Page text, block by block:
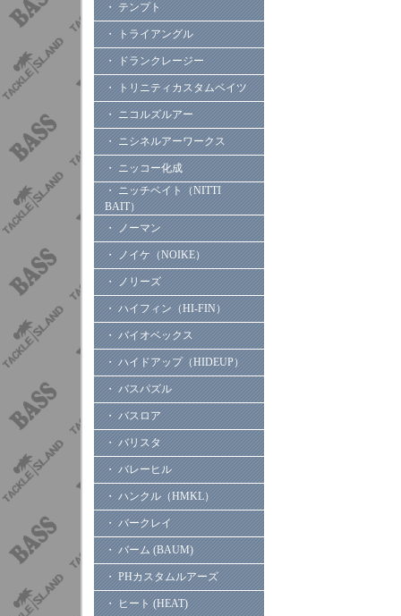
・ テンプト
・ トライアングル
・ ドランクレージー
・ トリニティカスタムベイツ
・ ニコルズルアー
・ ニシネルアーワークス
・ ニッコー化成
・ ニッチベイト（NITTI
BAIT）
・ ノーマン
・ ノイケ（NOIKE）
・ ノリーズ
・ ハイフィン（HI-FIN）
・ バイオベックス
・ ハイドアップ（HIDEUP）
・ バスパズル
・ バスロア
・ バリスタ
・ バレーヒル
・ ハンクル（HMKL）
・ バークレイ
・ バーム (BAUM)
・ PHカスタムルアーズ
・ ヒート (HEAT)